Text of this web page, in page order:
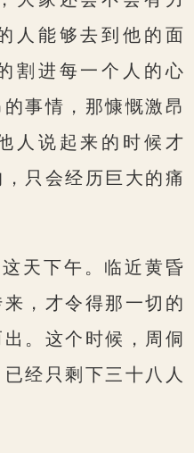
人能够去到他的面
割进每一个人的心
事情，那慷慨激昂
人说起来的时候才
只会经历巨大的痛
天下午。临近黄昏
，才令得那一切的
。这个时候，周侗
经只剩下三十八人